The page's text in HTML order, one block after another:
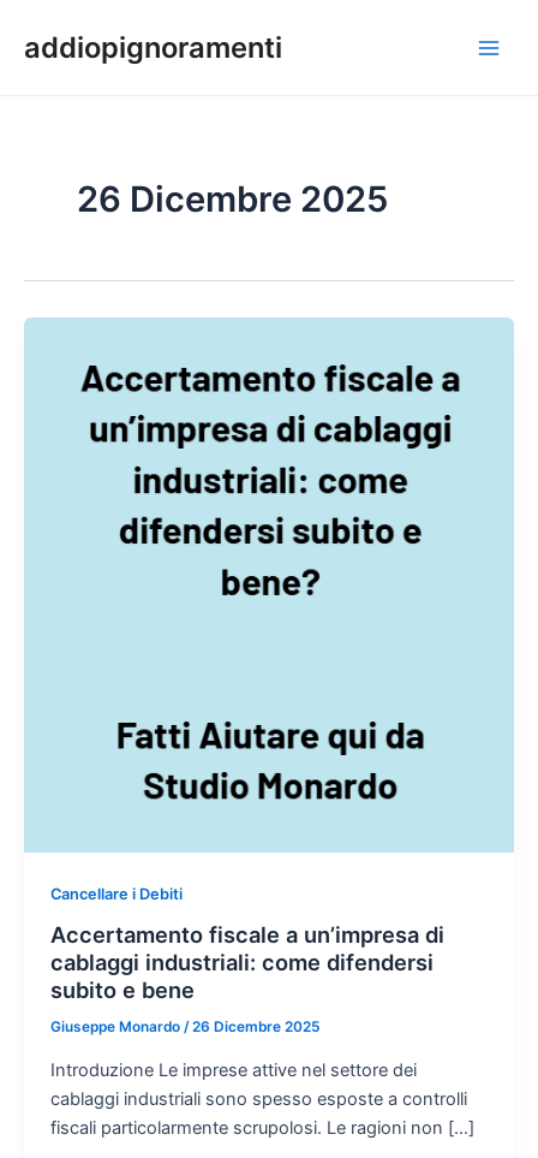
addiopignoramenti
26 Dicembre 2025
Cancellare i Debiti
Accertamento fiscale a un’impresa di
cablaggi industriali: come difendersi
subito e bene
Giuseppe Monardo /26 Dicembre 2025
Introduzione Le imprese attive nel settore dei
cablaggi industriali sono spesso esposte a controlli
fiscali particolarmente scrupolosi. Le ragioni non […]
articoli